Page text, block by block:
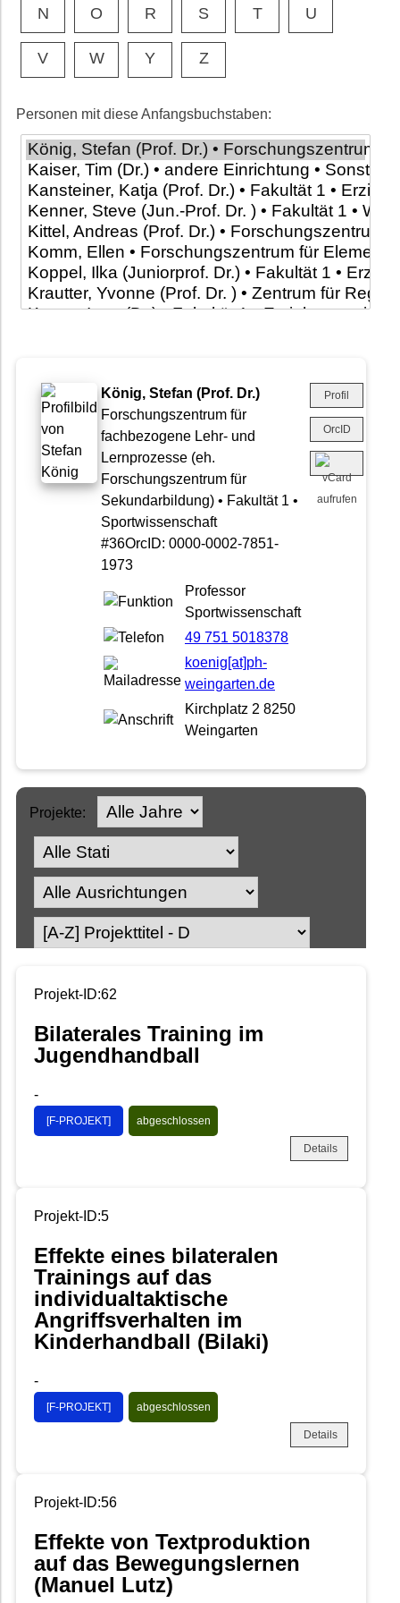
N O R S T U
V W Y Z
Personen mit diese Anfangsbuchstaben:
König, Stefan (Prof. Dr.)
Forschungszentrum für
fachbezogene Lehr- und
Lernprozesse (eh.
Forschungszentrum für
Sekundarbildung) • Fakultät 1 •
Sportwissenschaft
#36OrcID: 0000-0002-7851-
1973
Professor
Sportwissenschaft
49 751 5018378
koenig[at]ph-
weingarten.de
Kirchplatz 2 8250
Weingarten
Profil
OrcID
Projekte:
Projekt-ID:62
Bilaterales Training im
Jugendhandball
-
[F-PROJEKT] abgeschlossen
Details
Projekt-ID:5
Effekte eines bilateralen
Trainings auf das
individualtaktische
Angriffsverhalten im
Kinderhandball (Bilaki)
-
[F-PROJEKT] abgeschlossen
Details
Projekt-ID:56
Effekte von Textproduktion
auf das Bewegungslernen
(Manuel Lutz)